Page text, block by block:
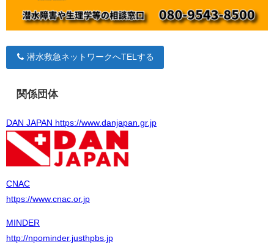
潜水救急ネットワークへTELする
関係団体
DAN JAPAN https://www.danjapan.gr.jp
CNAC
https://www.cnac.or.jp
MINDER
http://npominder.justhpbs.jp